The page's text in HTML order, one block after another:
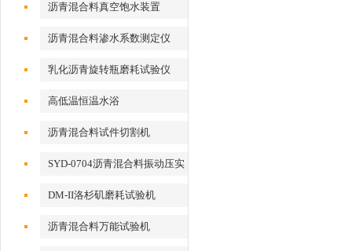
沥青混合料真空饱水装置
沥青混合料渗水系数测定仪
乳化沥青旋转瓶磨耗试验仪
高低温恒温水浴
沥青混合料试件切割机
SYD-0704沥青混合料振动压实
DM-II洛杉矶磨耗试验机
沥青混合料万能试验机